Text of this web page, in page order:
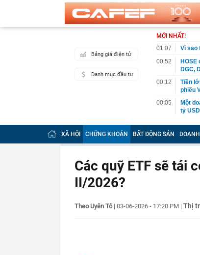
Bảng giá điện tử
Danh mục đầu tư
MỚI NHẤT!
01:07
Vì sao
00:52
HOSE
DGC,
00:12
Tiền
phiếu
00:05
Một
tỷ USD
00:04
Một
23:40
Người
sau
còn
Vì
Vài
5
nên
XÃ HỘI CHỨNG KHOÁN BẤT ĐỘNG SẢN
Các quỹ ETF sẽ tái
II/2026?
Theo Uyên Tô| 03-06-2026 - 17:20 PM | Thị